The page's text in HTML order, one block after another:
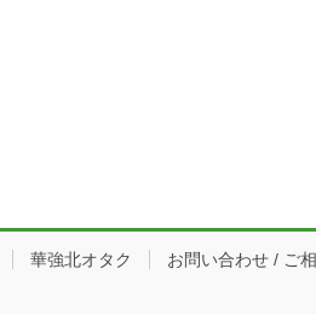
華強北オタク お問い合わせ / ご